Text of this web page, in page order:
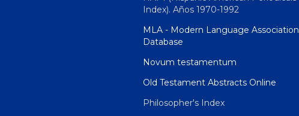
Index). Años 1970-1992
MLA - Modern Language Association
Database
Novum testamentum
Old Testament Abstracts Online
Philosopher's Index